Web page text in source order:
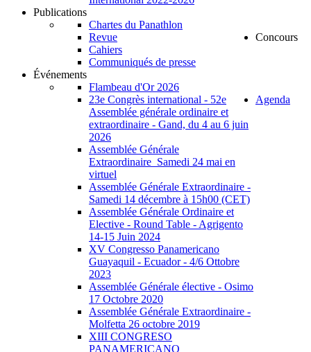
Publications
Chartes du Panathlon
Revue
Cahiers
Communiqués de presse
Concours
Événements
Flambeau d'Or 2026
23e Congrès international - 52e
Assemblée générale ordinaire et
extraordinaire - Gand, du 4 au 6 juin
2026
Assemblée Générale
Extraordinaire_Samedi 24 mai en
virtuel
Assemblée Générale Extraordinaire -
Samedi 14 décembre à 15h00 (CET)
Assemblée Générale Ordinaire et
Elective - Round Table - Agrigento
14-15 Juin 2024
XV Congresso Panamericano
Guayaquil - Ecuador - 4/6 Ottobre
2023
Assemblée Générale élective - Osimo
17 Octobre 2020
Assemblée Générale Extraordinaire -
Molfetta 26 octobre 2019
XIII CONGRESO
PANAMERICANO
Agenda